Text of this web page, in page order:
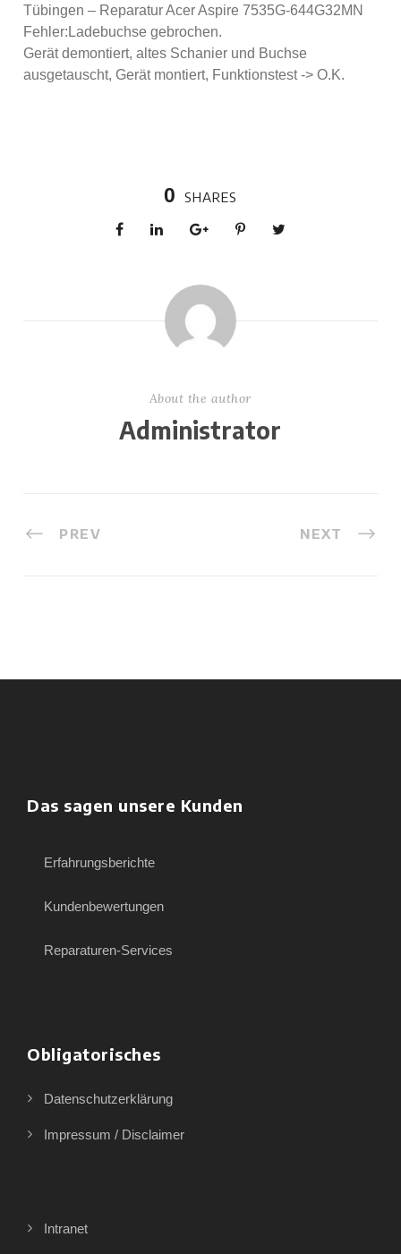
Tübingen – Reparatur Acer Aspire 7535G-644G32MN
Fehler:Ladebuchse gebrochen.
Gerät demontiert, altes Schanier und Buchse
ausgetauscht, Gerät montiert, Funktionstest -> O.K.
0 SHARES
About the author
Administrator
PREV NEXT
Das sagen unsere Kunden
Erfahrungsberichte
Kundenbewertungen
Reparaturen-Services
Obligatorisches
Datenschutzerklärung
Impressum / Disclaimer
Intranet